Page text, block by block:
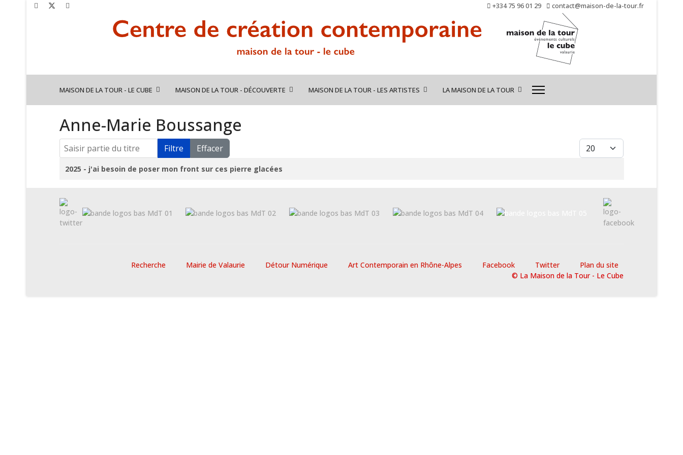
+334 75 96 01 29 contact@maison-de-la-tour.fr
MAISON DE LA TOUR - LE CUBE MAISON DE LA TOUR - DÉCOUVERTE MAISON DE LA TOUR - LES ARTISTES LA MAISON DE LA TOUR
Anne-Marie Boussange
Saisir partie du titre Filtre Effacer Afficher #
Titre
2025 - j'ai besoin de poser mon front sur ces pierre glacées
Recherche Mairie de Valaurie Détour Numérique Art Contemporain en Rhône-Alpes Facebook Twitter
Plan du site
© La Maison de la Tour - Le Cube